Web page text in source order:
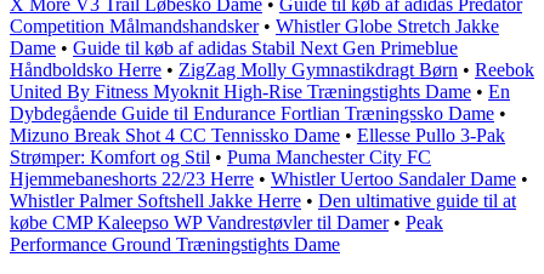
X More V3 Trail Løbesko Dame • Guide til køb af adidas Predator
Competition Målmandshandsker• Whistler Globe Stretch Jakke
Dame • Guide til køb af adidas Stabil Next Gen Primeblue
Håndboldsko Herre • ZigZag Molly Gymnastikdragt Børn • Reebok
United By Fitness Myoknit High-Rise Træningstights Dame • En
Dybdegående Guide til Endurance Fortlian Træningssko Dame •
Mizuno Break Shot 4 CC Tennissko Dame • Ellesse Pullo 3-Pak
Strømper: Komfort og Stil • Puma Manchester City FC
Hjemmebaneshorts 22/23 Herre • Whistler Uertoo Sandaler Dame •
Whistler Palmer Softshell Jakke Herre • Den ultimative guide til at
købe CMP Kaleepso WP Vandrestøvler til Damer• Peak
Performance Ground Træningstights Dame